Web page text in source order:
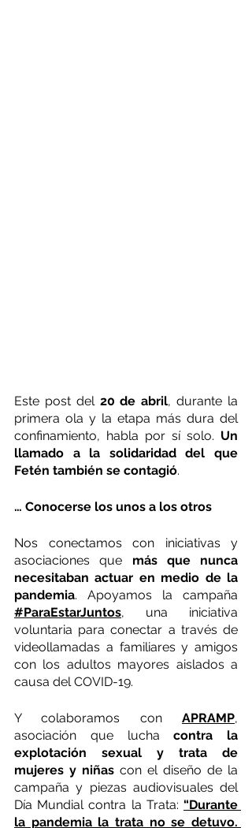
Este post del 20 de abril, durante la
primera ola y la etapa más dura del
confinamiento, habla por sí solo. Un
llamado a la solidaridad del que
Fetén también se contagió.
… Conocerse los unos a los otros
Nos conectamos con iniciativas y
asociaciones que más que nunca
necesitaban actuar en medio de la
pandemia
#ParaEstarJuntos, una iniciativa
voluntaria para conectar a través de
videollamadas a familiares y amigos
con los adultos mayores aislados a
causa del COVID-19.
Y colaboramos con APRAMP,
asociación que lucha contra la
explotación sexual y trata de
mujeres y niñas con el diseño de la
campaña y piezas audiovisuales del
Día Mundial contra la Trata: “Durante
la pandemia la trata no se detuvo.